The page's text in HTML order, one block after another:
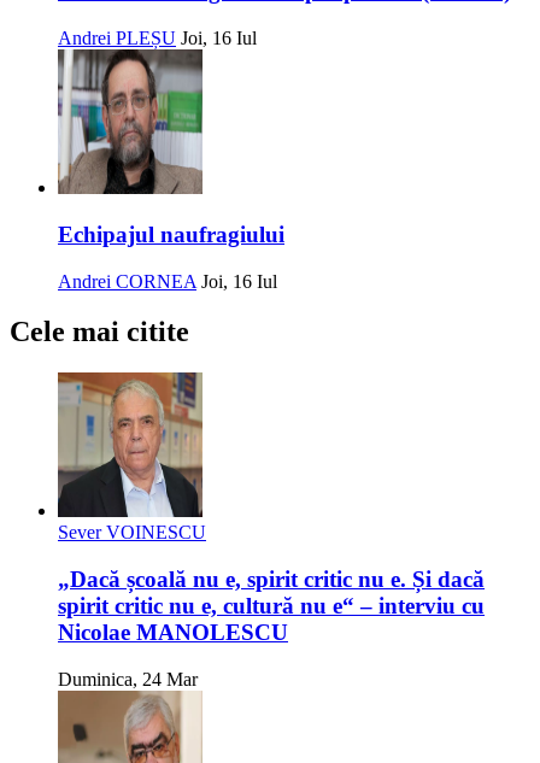
Andrei PLEȘU Joi, 16 Iul
Echipajul naufragiului
Andrei CORNEA Joi, 16 Iul
Cele mai citite
Sever VOINESCU
„Dacă școală nu e, spirit critic nu e. Și dacă
spirit critic nu e, cultură nu e“ – interviu cu
Nicolae MANOLESCU
Duminica, 24 Mar